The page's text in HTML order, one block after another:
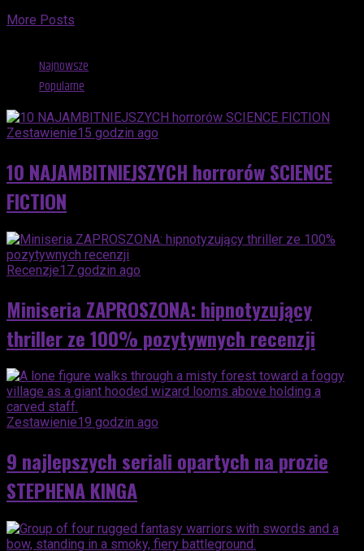
More Posts
Najnowsze
Popularne
Zestawienie15 godzin ago
10 NAJAMBITNIEJSZYCH horrorów SCIENCE
FICTION
Recenzje17 godzin ago
Miniseria ZAPROSZONA: hipnotyzujący
thriller ze 100% pozytywnych recenzji
Zestawienie19 godzin ago
9 najlepszych seriali opartych na prozie
STEPHENA KINGA